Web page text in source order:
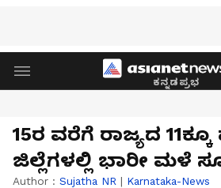
ಕನ್ನಡಪ್ರಭ
15ರ ವರೆಗೆ ರಾಜ್ಯದ 11ಕ್ಕೂ
ಜಿಲ್ಲೆಗಳಲ್ಲಿ ಭಾರೀ ಮಳೆ
Author : Sujatha NR | Karnataka-News